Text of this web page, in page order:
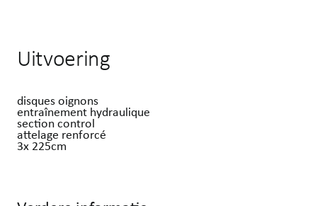
Uitvoering
disques oignons
entraînement hydraulique
section control
attelage renforcé
3x 225cm